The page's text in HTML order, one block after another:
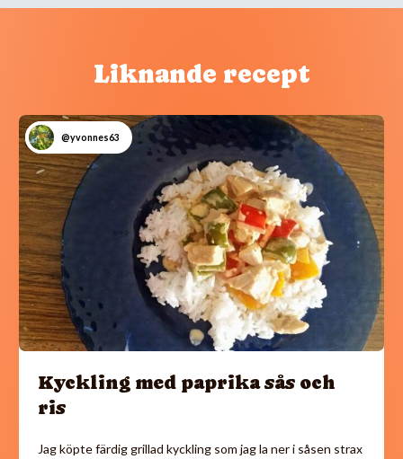
Liknande recept
@yvonnes63
Kyckling med paprika sås och
ris
Jag köpte färdig grillad kyckling som jag la ner i såsen strax